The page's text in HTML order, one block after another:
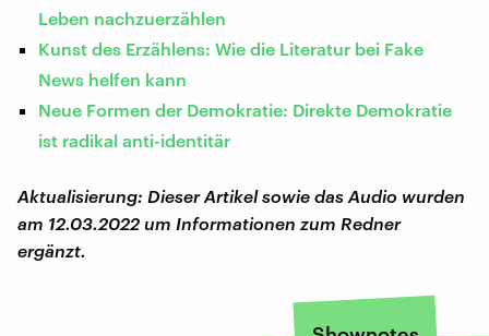
Leben nachzuerzählen
Kunst des Erzählens: Wie die Literatur bei Fake
News helfen kann
Neue Formen der Demokratie: Direkte Demokratie
ist radikal anti-identitär
Aktualisierung: Dieser Artikel sowie das Audio wurden
am 12.03.2022 um Informationen zum Redner
ergänzt.